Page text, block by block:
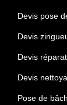
Devis pose
Devis
Devis
Devis
Pose de